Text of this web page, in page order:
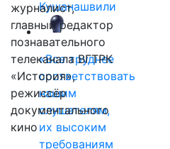
Кушанашвили
«Все труднее
соответствовать
нашим
слушателям,
их высоким
требованиям
журналист,
главный редактор
познавательного
телеканала ВГТРК
«История»,
режиссёр
документального
кино